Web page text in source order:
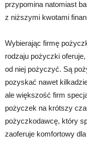
przypomina natomiast
z niższymi kwotami
Wybierając firmę
rodzaju pożyczki
od niej pożyczyć. Są
pozyskać nawet
ale większość firm
pożyczek na krótszy
pożyczkodawcę, który
zaoferuje komfortowy